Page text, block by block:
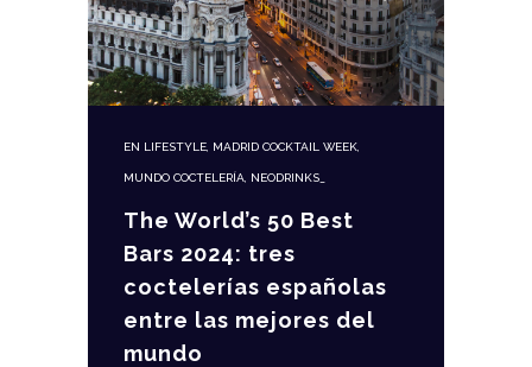
EN LIFESTYLE MADRID COCKTAIL WEEK
MUNDO COCTELERÍA NEODRINKS_
The World’s 50 Best
Bars 2024: tres
coctelerías españolas
entre las mejores del
mundo